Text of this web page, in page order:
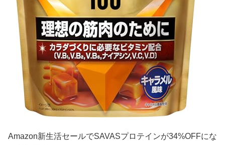
Amazon新生活セールでSAVASプロテインが34%OFFにな